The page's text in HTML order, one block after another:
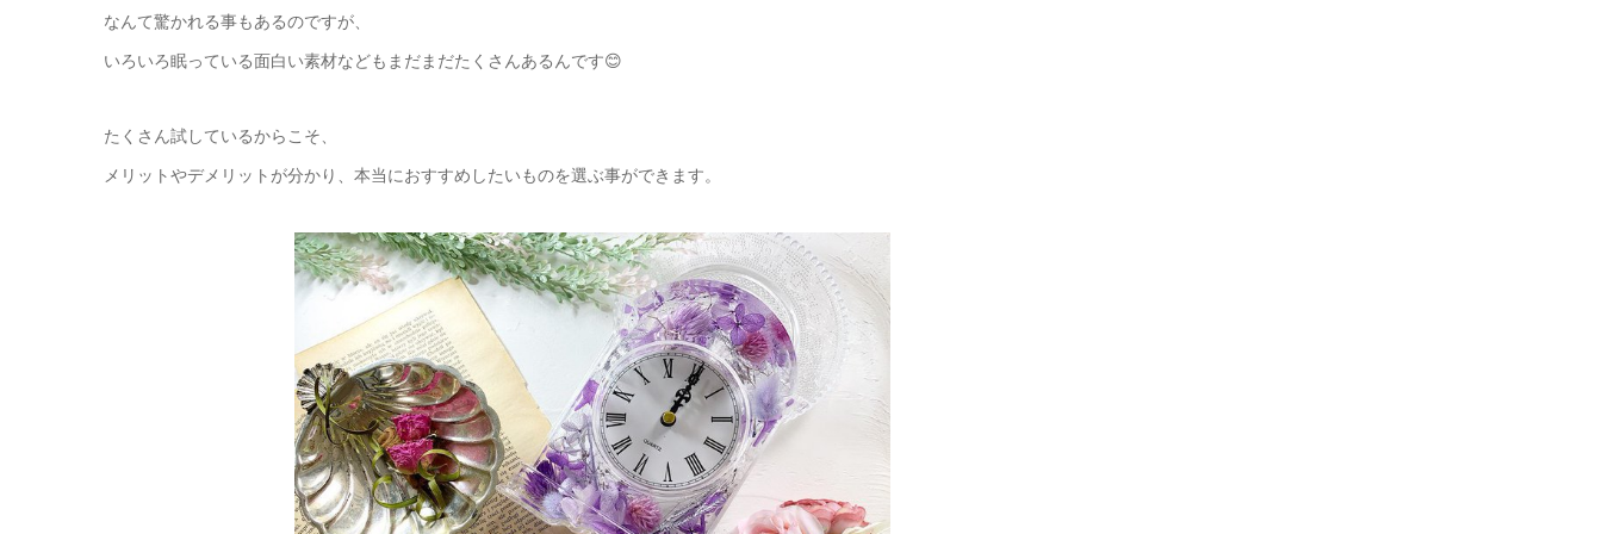
なんて驚かれる事もあるのですが、
いろいろ眠っている面白い素材などもまだまだたくさんあるんです😊
たくさん試しているからこそ、
メリットやデメリットが分かり、本当におすすめしたいものを選ぶ事ができます。